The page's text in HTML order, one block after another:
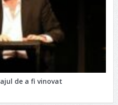
de a fi vinovat